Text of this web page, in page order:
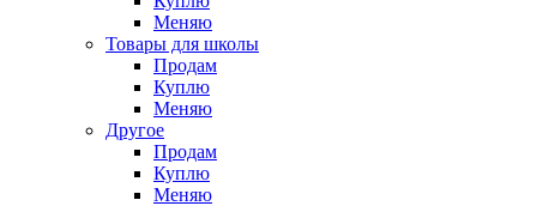
Меняю
Товары для школы
Продам
Куплю
Меняю
Другое
Продам
Куплю
Меняю